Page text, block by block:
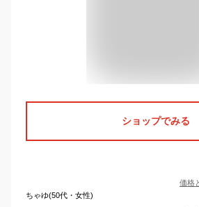
ショップでみる
価格
ちゃゆ(50代・女性)